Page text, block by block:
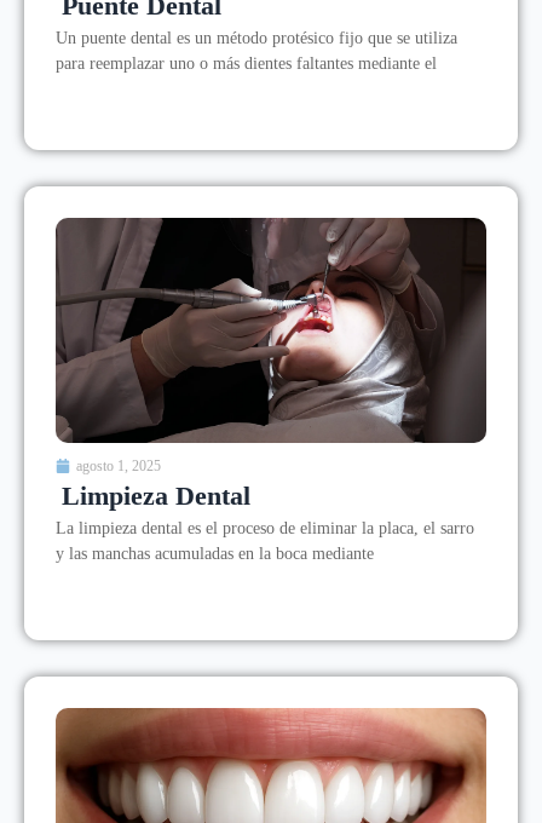
Un puente dental es un método protésico fijo que se utiliza
para reemplazar uno o más dientes faltantes mediante el
agosto 1, 2025
Limpieza Dental
La limpieza dental es el proceso de eliminar la placa, el sarro
y las manchas acumuladas en la boca mediante